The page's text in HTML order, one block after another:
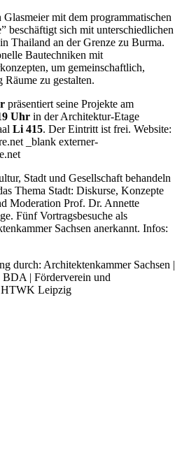
mit dem programmatischen
beschäftigt sich mit unterschiedlichen
Thailand an der Grenze zu Burma.
Bautechniken mit
um gemeinschaftlich,
zu gestalten.
präsentiert seine Projekte am
Uhr in der Architektur-Etage
Li 415. Der Eintritt ist frei. Website:
_blank externer-
Stadt und Gesellschaft behandeln
Thema Stadt: Diskurse, Konzepte
Moderation Prof. Dr. Annette
Fünf Vortragsbesuche als
Sachsen anerkannt. Infos:
durch: Architektenkammer Sachsen |
| Förderverein und
HTWK Leipzig